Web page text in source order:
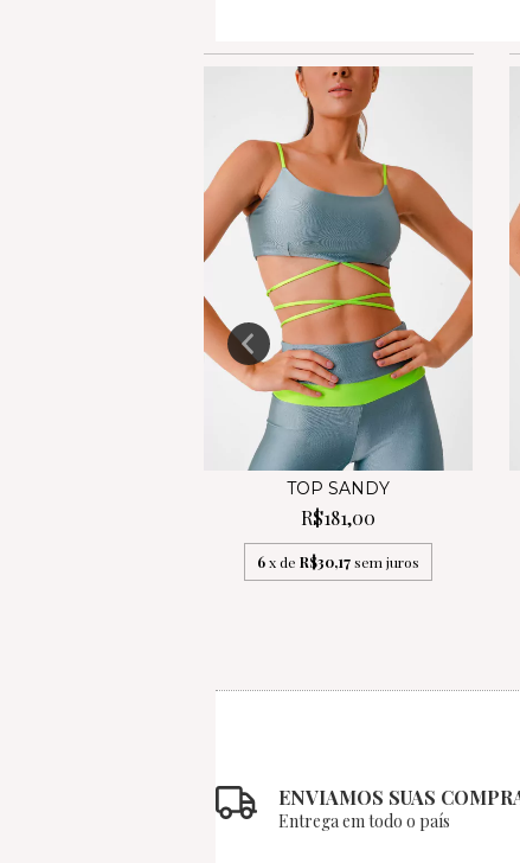
TOP SANDY
R$181,00
6 x deR$30,17 sem juros
ENVIAMOS SUAS
Entrega em todo o país